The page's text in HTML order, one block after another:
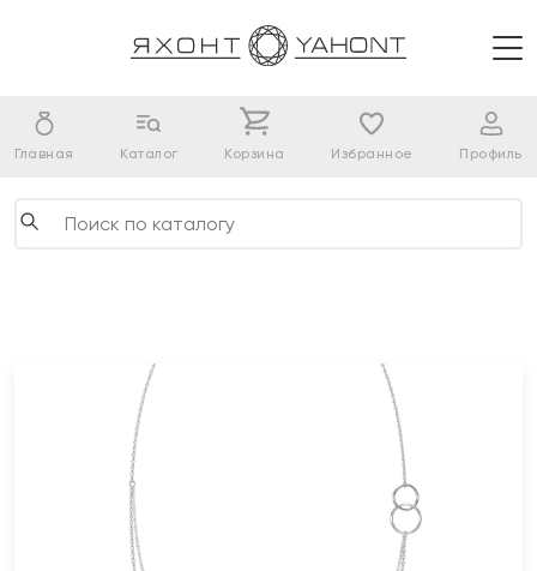
Главная Каталог Корзина Избранное Профиль